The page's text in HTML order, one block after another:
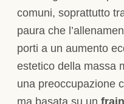
comuni, soprattutto
paura che
porti a un aumento
estetico della massa
una preoccupazione
ma basata su un